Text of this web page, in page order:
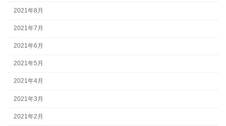
2021年8月
2021年7月
2021年6月
2021年5月
2021年4月
2021年3月
2021年2月